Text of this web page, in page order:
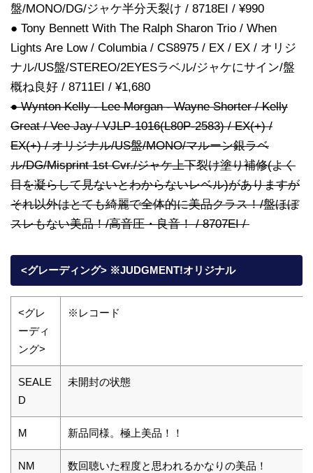
盤/MONO/DG/ジャケ半分天裂け / 8718EI / ¥990
● Tony Bennett With The Ralph Sharon Trio / When
Lights Are Low / Columbia / CS8975 / EX / EX / オリジ
ナル/US盤/STEREO/2EYESラベル/ジャケにサイン/盤
概ね良好 / 8711EI / ¥1,680
● Wynton Kelly - Lee Morgan - Wayne Shorter / Kelly
Great / Vee Jay / VJLP-1016(L80P-2583) / EX(+) /
EX(+) / オリジナル/US盤/MONO/マルーン銀ラベ
ル/DG/Misprint 1st Cvr./ジャケ上下裂け塗り補修(よく
目を凝らして見ないとわからないレベル)がありますが
それ以外はとても綺麗で全体的に美品クラス！/盤ほぼ
スレもない美品！/高音圧・良音！ / 8707EI /
<グレーディング> ※JUDGMENT!オリジナル
<グレ
ーディ
ング>
※レコード
SEALE
D
未開封の状態
M 新品同様。極上美品！！
NM 数回聴いた程度と思われるかなりの美品！